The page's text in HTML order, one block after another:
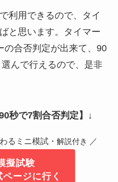
利用できるので、タイ
と思います。タイマー
の合否判定が出来て、90
んで行えるので、是非
秒で7割合否判定】 ↓
るミニ模試・ 解説付き ／
擬試験
ージに行く